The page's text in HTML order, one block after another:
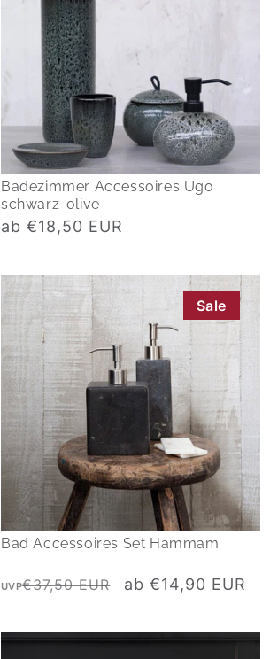
Badezimmer Accessoires Ugo
schwarz-olive
Normaler
ab €18,50 EUR
Bad Accessoires Set Hammam
Normaler
UVP€37,50 EUR Verkaufspreis
ab €14,90 EUR
Sale